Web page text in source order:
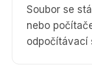
Soubor se
nebo
odpočítávací